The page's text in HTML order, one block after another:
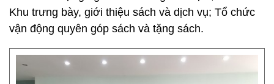
Khu trưng bày, giới thiệu sách và dịch vụ; Tổ chức
vận động quyên góp sách và tặng sách.